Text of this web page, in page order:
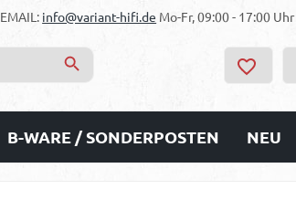
EMAIL: info@variant-hifi.de Mo-Fr, 09:00 - 17:00 Uhr
B-WARE / SONDERPOSTEN NEU